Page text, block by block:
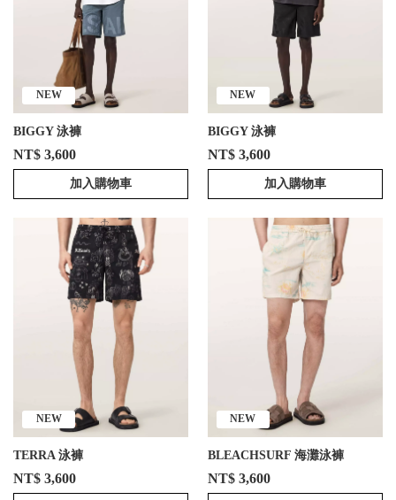
NEW
BIGGY 泳褲
NT$ 3,600
加入購物車
NEW
BIGGY 泳褲
NT$ 3,600
加入購物車
NEW
TERRA 泳褲
NT$ 3,600
NEW
BLEACHSURF 海灘泳褲
NT$ 3,600